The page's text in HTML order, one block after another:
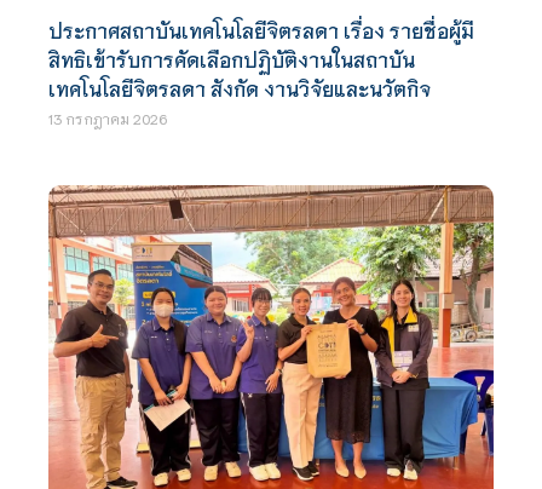
ประกาศสถาบันเทคโนโลยีจิตรลดา เรื่อง รายชื่อผู้มี
สิทธิเข้ารับการคัดเลือกปฏิบัติงานในสถาบัน
เทคโนโลยีจิตรลดา สังกัด งานวิจัยและนวัตกิจ
13 กรกฎาคม 2026